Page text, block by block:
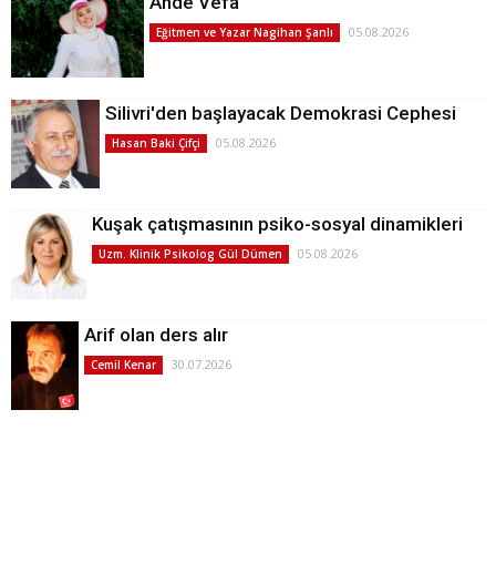
Eğitmen ve Yazar Nagihan Şanlı 05.08.2026
Silivri'den başlayacak Demokrasi Cephesi
Hasan Baki Çifçi 05.08.2026
Kuşak çatışmasının psiko-sosyal dinamikleri
Uzm. Klinik Psikolog Gül Dümen 05.08.2026
Arif olan ders alır
Cemil Kenar 30.07.2026